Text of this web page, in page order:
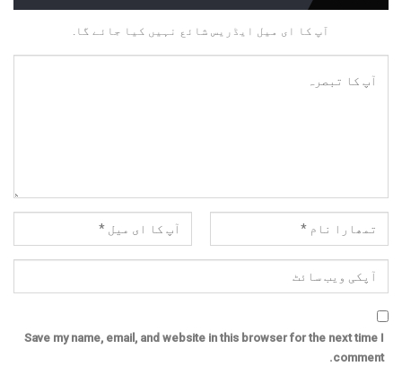
آپ کا ای میل ایڈریس شائع نہیں کیا جائے گا.
Save my name, email, and website in this browser for the next time I
comment.